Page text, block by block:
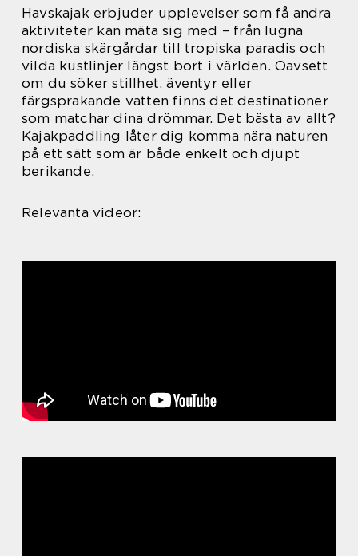
Havskajak erbjuder upplevelser som få andra
aktiviteter kan mäta sig med – från lugna
nordiska skärgårdar till tropiska paradis och
vilda kustlinjer längst bort i världen. Oavsett
om du söker stillhet, äventyr eller
färgsprakande vatten finns det destinationer
som matchar dina drömmar. Det bästa av allt?
Kajakpaddling låter dig komma nära naturen
på ett sätt som är både enkelt och djupt
berikande.
Relevanta videor: